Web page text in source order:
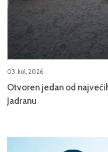
03, kol, 2026
Otvoren jedan od
Jadranu